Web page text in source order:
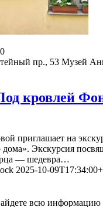
пр., 53 Музей
кровлей
приглашает на
Экскурсия
— шедевра…
2025-10-
всю информацию